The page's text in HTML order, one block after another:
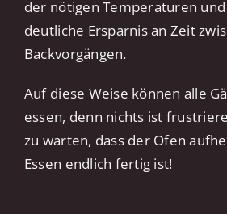
der nötigen Temperaturen
deutliche Ersparnis an Zeit
Backvorgängen.
Auf diese Weise können alle
essen, denn nichts ist
zu warten, dass der Ofen
Essen endlich fertig ist!